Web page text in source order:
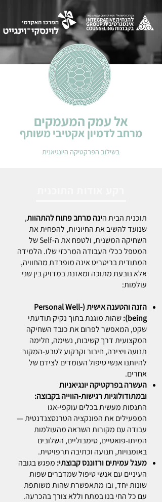
אל עמק המעמקים
מרחב לדמיון אקטיבי משותף
בשילוב הפרקטיקה היונגיאנית
תוכנית הבית הינה מרחב פתוח להתהוות,
שנועד להשיב את החיוניות, להפחית את
השחיקה המשנית, ולטפח את ה-Self של
המטפל ככלי העבודה המרכזי שלו. הלמידה
המתודית בריטריט אינה מופרדת מהחוויה,
אלא נובעת מתוכה ומאזנת במדויק בין שני
עולמות:
הזנה והטענה אישית (Personal Well-
being):
שהות מוגנת בתוך נקיק תודעתי
שקט, המאפשר לפרום את כובד השחיקה
המקצועית דרך קשיבות, נשימה, חלימה
תנועה ויצירה, חיבור וקרקוע לטבע-המקור
להיותנו אנשי טיפול העומדים לצידם של
אחרים.
העשרה בפרקטיקה יונגיאניות
ובמתודולוגיות רגישות-הווייה בקבוצה:
התנסות מעשית בכלים עוקפי-אגו
המפעילים את הפונקציה הטרנסצנדנטית —
עבודה עם מקורות השראה מהעולמות
המיתו-פואטיים, סימבוליים, השלובים
באומנויות, תנועה וכתיבה תרפויטית.
מעגל עמיתים ורזוננס קבוצתי: מפגש בגובה
העיניים עם אנשי טיפול שמדברים שפות
שונות יחד, ובו מתאפשרת שהות משותפת
עם כל החי בנו במתח וללא צורך בהכרעה.